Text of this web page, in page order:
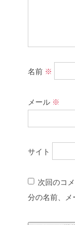
名前 ※
メール ※
サイト
次回のコ
分の名前、メ